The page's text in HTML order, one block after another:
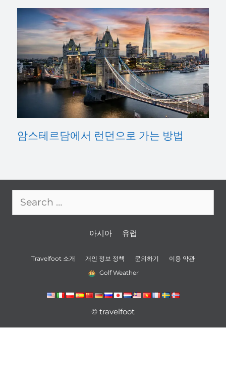
암스테르담에서 런던으로 가는 방법
for:
아시아 유럽
Travelfoot 소개 개인 정보 정책 문의하기
이용 약관
Golf Weather
© travelfoot